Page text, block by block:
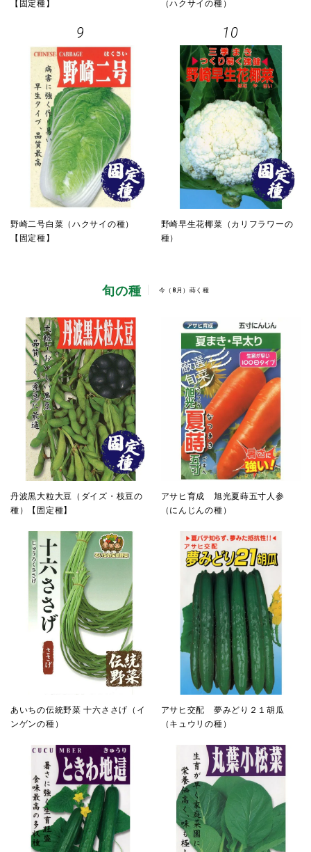
【固定種】 （ハクサイの種）
9
野崎二号白菜（ハクサイの種）
【固定種】
10
野崎早生花椰菜（カリフラワーの
種）
旬の種 今（8月）蒔く種
丹波黒大粒大豆（ダイズ・枝豆の
種）【固定種】
アサヒ育成 旭光夏蒔五寸人参
（にんじんの種）
あいちの伝統野菜 十六ささげ（イ
ンゲンの種）
アサヒ交配 夢みどり２１胡瓜
（キュウリの種）